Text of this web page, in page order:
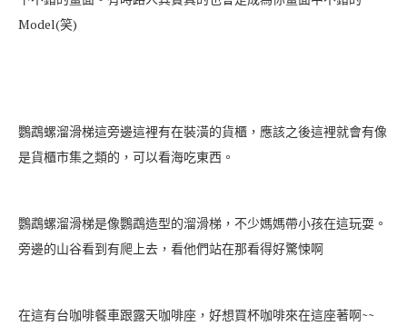
Model(笑)
鸚鵡螺溜滑梯這旁邊這裡有在裝潢的貨櫃，應該之後這裡就會有像
是貨櫃市集之類的，可以看海吃東西。
鸚鵡螺溜滑梯是像鸚鵡造型的溜滑梯，不少媽媽帶小孩在這玩耍。
旁邊的山谷看到有爬上去，看他們站在那看得好驚悚啊
在這有台咖啡餐車跟露天咖啡座，好想買杯咖啡來在這座著啊~~